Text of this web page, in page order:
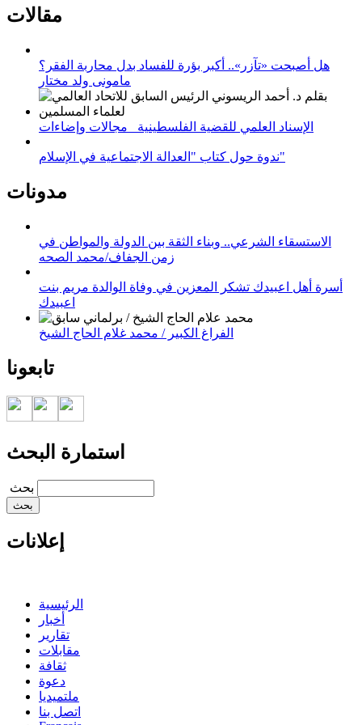
مقالات
هل أصبحت «تآزر».. أكبر بؤرة للفساد بدل محاربة الفقر؟
مامونى ولد مختار
الإسناد العلمي للقضية الفلسطينية_ مجالات وإضاءات
ندوة حول كتاب "العدالة الاجتماعية في الإسلام"
مدونات
الاستسقاء الشرعي.. وبناء الثقة بين الدولة والمواطن في
زمن الجفاف/محمد الصحه
أسرة أهل اعبيدك تشكر المعزين في وفاة الوالدة مريم بنت
اعبيدك
الفراغ الكبير / محمد غلام الحاج الشيخ
تابعونا
استمارة البحث
‏بحث ‏
إعلانات
الرئيسية
أخبار
تقارير
مقابلات
ثقافة
دعوة
ملتميديا
اتصل بنا